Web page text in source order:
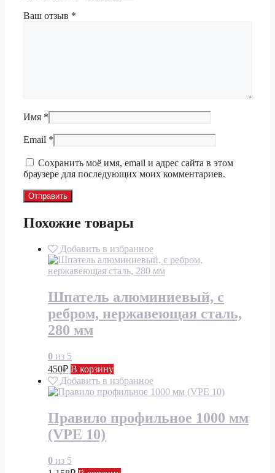
Ваш отзыв *
Имя *
Email *
Сохранить моё имя, email и адрес сайта в этом
браузере для последующих моих комментариев.
Похожие товары
Добавить в избранное
Шпатель алюминиевый, с
ребром, нержавеющая сталь,
280 мм
0 из 5
450₽ В корзину
Добавить в избранное
Правило профильное 1000 мм
(VPE 10)
0 из 5